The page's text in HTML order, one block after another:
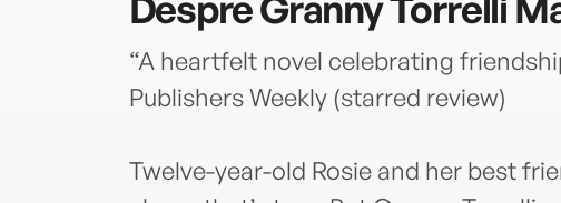
“A heartfelt novel celebrating
Publishers Weekly (starred review)
Twelve-year-old Rosie and her best